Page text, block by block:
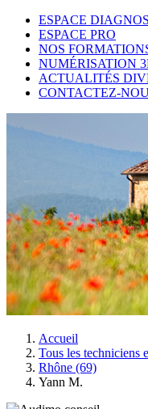
ESPACE
ESPACE PRO
NOS
NUMÉRISATION
ACTUALITÉS
CONTACTEZ-
Accueil
Tous les techniciens
Rhône (69)
Yann M.